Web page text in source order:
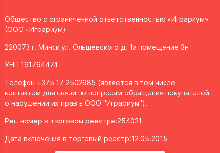
Общество с ограниченной ответственностью «Играриум»
(ООО «Играриум)
220073 г. Минск ул. Ольшевского д. 1а помещение 3н
УНП 191764474
Телефон +375 17 2502985 (является в том числе
контактом для связи по вопросам обращения покупателей
о нарушении их прав в ООО "Играриум").
Рег. номер в торговом реестре:254021
Дата включения в торговый реестр:12.05.2015